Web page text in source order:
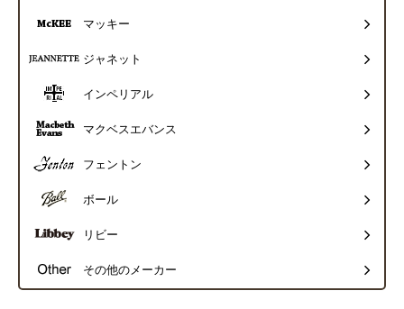
マッキー
ジャネット
インペリアル
マクベスエバンス
フェントン
ボール
リビー
その他のメーカー